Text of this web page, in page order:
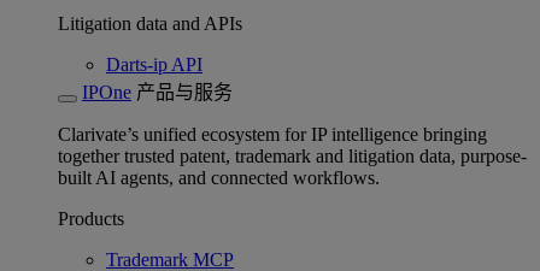
Litigation data and APIs
Darts-ip API
IPOne 产品与服务
Clarivate’s unified ecosystem for IP intelligence bringing
together trusted patent, trademark and litigation data, purpose-
built AI agents, and connected workflows.
Products
Trademark MCP